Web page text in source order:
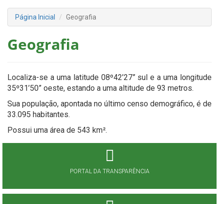
Página Inicial Geografia
Geografia
Localiza-se a uma latitude 08º42’27” sul e a uma longitude
35º31’50” oeste, estando a uma altitude de 93 metros.
Sua população, apontada no último censo demográfico, é de
33.095 habitantes.
Possui uma área de 543 km².
PORTAL DA TRANSPARÊNCIA